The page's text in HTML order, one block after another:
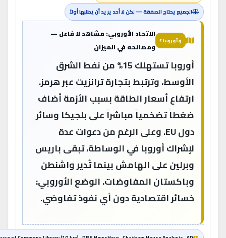
الجميع يحتاج الصفقة — لكن لا أحد يريد أن يطلبها أولاً
وأوروبا؟
الاتحاد الأوروبي: مشاهد لا فاعل —
ومصالحه في الميزان
أوروبا تستهلك 15% من نفط الشرق
الأوسط، وترتبط بتجارة ترانزيت عبر هرمز.
ارتفاع أسعار الطاقة بسبب الأزمة أضاف
ضغطاً تضخمياً مباشراً على بلجيكا وسائر
دول EU. وعلى الرغم من دعوات عدة
لإشراك أوروبا في الوساطة، تبقى باريس
وبرلين على الهامش بينما تُدير واشنطن
وباكستان المفاوضات. الوضع الأوروبي:
خسائر اقتصادية دون أي نفوذ تفاوضي.